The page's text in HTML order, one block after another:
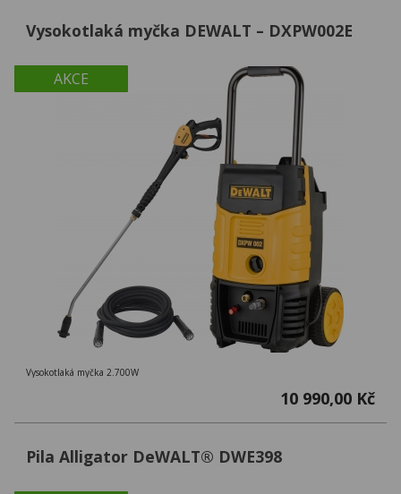
AKCE
Vysokotlaká myčka DEWALT – DXPW002E
Vysokotlaká myčka 2.700W
10 990,00 Kč
Pila Alligator DeWALT® DWE398